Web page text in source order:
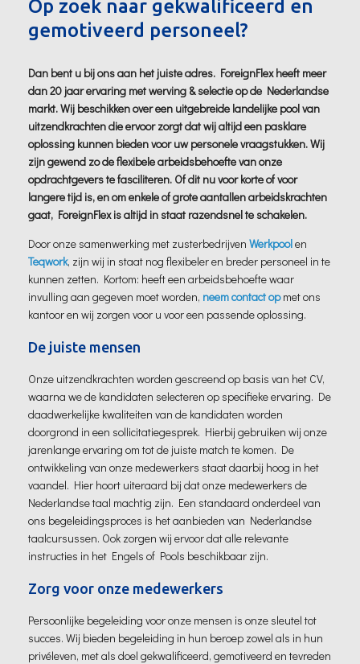
Op zoek naar gekwalificeerd en
gemotiveerd personeel?
Dan bent u bij ons aan het juiste adres. ForeignFlex heeft meer
dan 20 jaar ervaring met werving & selectie op de Nederlandse
markt. Wij beschikken over een uitgebreide landelijke pool van
uitzendkrachten die ervoor zorgt dat wij altijd een pasklare
oplossing kunnen bieden voor uw personele vraagstukken. Wij
zijn gewend zo de flexibele arbeidsbehoefte van onze
opdrachtgevers te fasciliteren. Of dit nu voor korte of voor
langere tijd is, en om enkele of grote aantallen arbeidskrachten
gaat, ForeignFlex is altijd in staat razendsnel te schakelen.
Door onze samenwerking met zusterbedrijven Werkpoolen
Teqwork, zijn wij in staat nog flexibeler en breder personeel in te
kunnen zetten. Kortom: heeft een arbeidsbehoefte waar
invulling aan gegeven moet worden, neem contact opmet ons
kantoor en wij zorgen voor u voor een passende oplossing.
De juiste mensen
Onze uitzendkrachten worden gescreend op basis van het CV,
waarna we de kandidaten selecteren op specifieke ervaring. De
daadwerkelijke kwaliteiten van de kandidaten worden
doorgrond in een sollicitatiegesprek. Hierbij gebruiken wij onze
jarenlange ervaring om tot de juiste match te komen. De
ontwikkeling van onze medewerkers staat daarbij hoog in het
vaandel. Hier hoort uiteraard bij dat onze medewerkers de
Nederlandse taal machtig zijn. Een standaard onderdeel van
ons begeleidingsproces is het aanbieden van Nederlandse
taalcursussen. Ook zorgen wij ervoor dat alle relevante
instructies in het Engels of Pools beschikbaar zijn.
Zorg voor onze medewerkers
Persoonlijke begeleiding voor onze mensen is onze sleutel tot
succes. Wij bieden begeleiding in hun beroep zowel als in hun
privéleven, met als doel gekwalificeerd, gemotiveerd en tevreden